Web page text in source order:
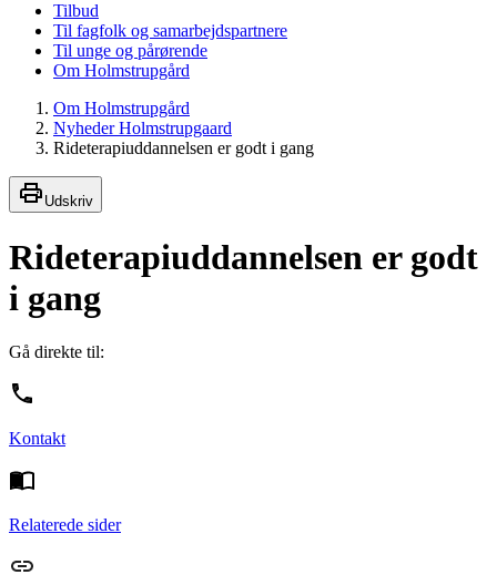
Tilbud
Til fagfolk og samarbejdspartnere
Til unge og pårørende
Om Holmstrupgård
Om Holmstrupgård
Nyheder Holmstrupgaard
Rideterapiuddannelsen er godt i gang
Udskriv
Rideterapiuddannelsen er godt
i gang
Gå direkte til:
Kontakt
Relaterede sider